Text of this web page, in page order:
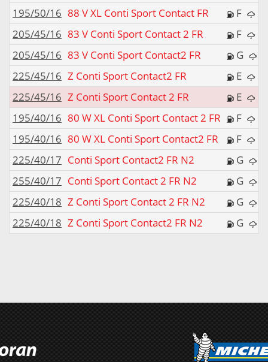
195/50/16 88 V XL Conti Sport Contact FR F
205/45/16 83 V Conti Sport Contact 2 FR F
205/45/16 83 V Conti Sport Contact2 FR G
225/45/16 Z Conti Sport Contact2 FR E
225/45/16 Z Conti Sport Contact 2 FR E
195/40/16 80 W XL Conti Sport Contact 2 FR F
195/40/16 80 W XL Conti Sport Contact2 FR F
225/40/17 Conti Sport Contact2 FR N2 G
255/40/17 Conti Sport Contact 2 FR N2 G
225/40/18 Z Conti Sport Contact 2 FR N2 G
225/40/18 Z Conti Sport Contact2 FR N2 G